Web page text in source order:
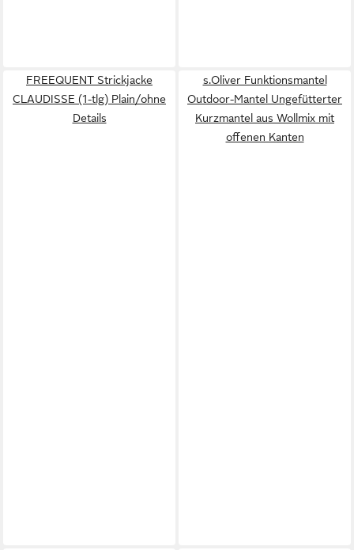
FREEQUENT Strickjacke
CLAUDISSE (1-tlg) Plain/ohne
Details
s.Oliver Funktionsmantel
Outdoor-Mantel Ungefütterter
Kurzmantel aus Wollmix mit
offenen Kanten